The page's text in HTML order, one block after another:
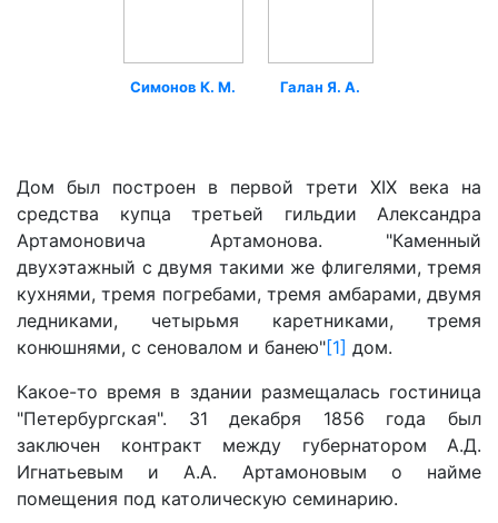
Симонов К. М. Галан Я. А.
Дом был построен в первой трети XIX века на
средства купца третьей гильдии Александра
Артамоновича Артамонова. "Каменный
двухэтажный с двумя такими же флигелями, тремя
кухнями, тремя погребами, тремя амбарами, двумя
ледниками, четырьмя каретниками, тремя
конюшнями, с сеновалом и банею"[1] дом.
Какое-то время в здании размещалась гостиница
"Петербургская". 31 декабря 1856 года был
заключен контракт между губернатором А.Д.
Игнатьевым и А.А. Артамоновым о найме
помещения под католическую семинарию.